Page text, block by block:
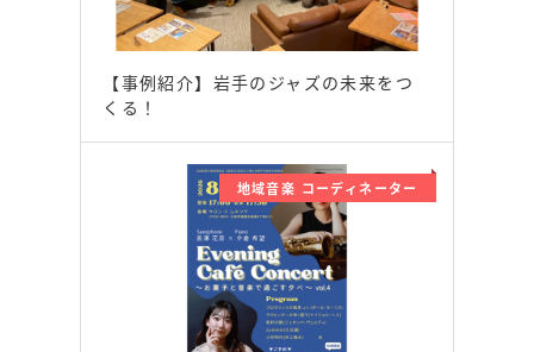
【事例紹介】岩手のジャズの未来をつ
くる！
地域音楽 コーディネーター